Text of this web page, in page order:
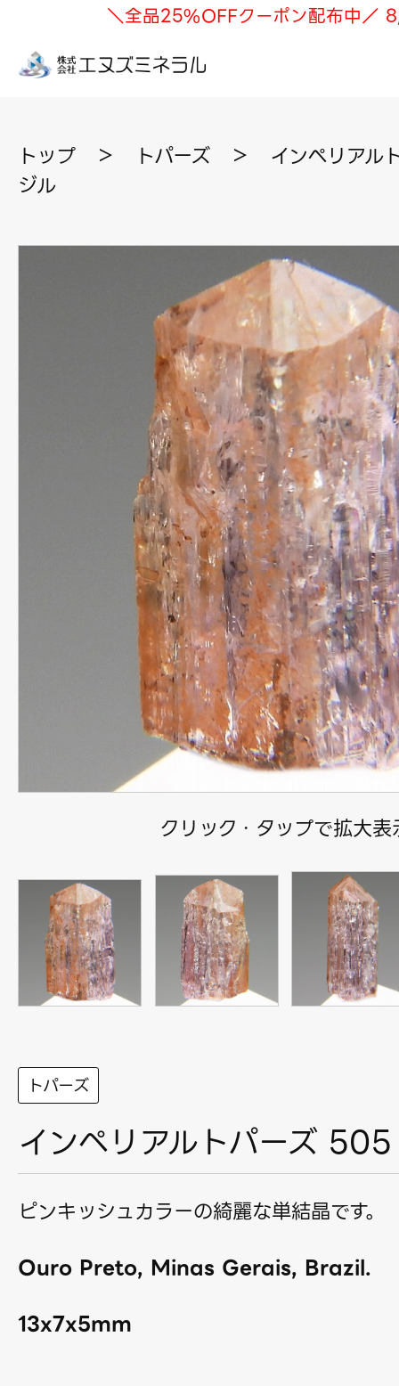
＼全品25%OFFクーポン配布中／
トップ ＞ トパーズ ＞
インペリアル
ジル
クリック・タップで拡大表
トパーズ
インペリアルトパーズ
ピンキッシュカラーの綺麗な単結晶です。
Ouro Preto, Minas Gerais, Brazil.
13x7x5mm